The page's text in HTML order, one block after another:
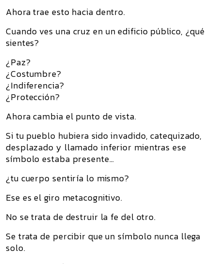
Ahora trae esto hacia dentro.
Cuando ves una cruz en un edificio público, ¿qué
sientes?
¿Paz?
¿Costumbre?
¿Indiferencia?
¿Protección?
Ahora cambia el punto de vista.
Si tu pueblo hubiera sido invadido, catequizado,
desplazado y llamado inferior mientras ese
símbolo estaba presente…
¿tu cuerpo sentiría lo mismo?
Ese es el giro metacognitivo.
No se trata de destruir la fe del otro.
Se trata de percibir que un símbolo nunca llega
solo.